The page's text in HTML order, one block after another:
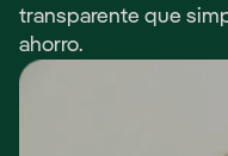
transparente que
ahorro.